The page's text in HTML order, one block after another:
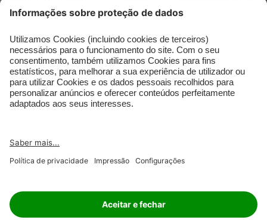
JOBS
PRIVACY POLICY